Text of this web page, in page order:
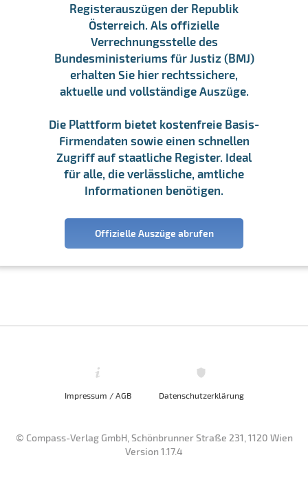
Registerauszügen der Republik
Österreich. Als offizielle
Verrechnungsstelle des
Bundesministeriums für Justiz (BMJ)
erhalten Sie hier rechtssichere,
aktuelle und vollständige Auszüge.
Die Plattform bietet kostenfreie Basis-
Firmendaten sowie einen schnellen
Zugriff auf staatliche Register. Ideal
für alle, die verlässliche, amtliche
Informationen benötigen.
Offizielle Auszüge abrufen
Impressum / AGB Datenschutzerklärung
© Compass-Verlag GmbH, Schönbrunner Straße 231, 1120 Wien
Version 1.17.4